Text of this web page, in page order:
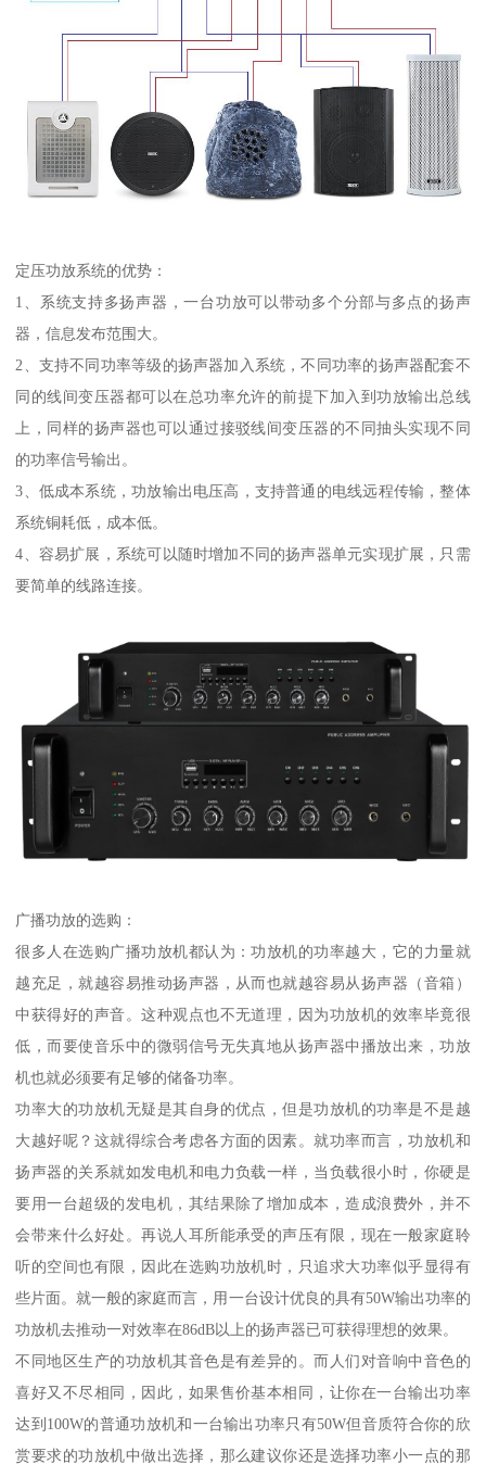
定压功放系统的优势：
1、系统支持多扬声器，一台功放可以带动多个分部与多点的扬声
器，信息发布范围大。
2、支持不同功率等级的扬声器加入系统，不同功率的扬声器配套不
同的线间变压器都可以在总功率允许的前提下加入到功放输出总线
上，同样的扬声器也可以通过接驳线间变压器的不同抽头实现不同
的功率信号输出。
3、低成本系统，功放输出电压高，支持普通的电线远程传输，整体
系统铜耗低，成本低。
4、容易扩展，系统可以随时增加不同的扬声器单元实现扩展，只需
要简单的线路连接。
广播功放的选购：
很多人在选购广播功放机都认为：功放机的功率越大，它的力量就
越充足，就越容易推动扬声器，从而也就越容易从扬声器（音箱）
中获得好的声音。这种观点也不无道理，因为功放机的效率毕竟很
低，而要使音乐中的微弱信号无失真地从扬声器中播放出来，功放
机也就必须要有足够的储备功率。
功率大的功放机无疑是其自身的优点，但是功放机的功率是不是越
大越好呢？这就得综合考虑各方面的因素。就功率而言，功放机和
扬声器的关系就如发电机和电力负载一样，当负载很小时，你硬是
要用一台超级的发电机，其结果除了增加成本，造成浪费外，并不
会带来什么好处。再说人耳所能承受的声压有限，现在一般家庭聆
听的空间也有限，因此在选购功放机时，只追求大功率似乎显得有
些片面。就一般的家庭而言，用一台设计优良的具有50W输出功率的
功放机去推动一对效率在86dB以上的扬声器已可获得理想的效果。
不同地区生产的功放机其音色是有差异的。而人们对音响中音色的
喜好又不尽相同，因此，如果售价基本相同，让你在一台输出功率
达到100W的普通功放机和一台输出功率只有50W但音质符合你的欣
赏要求的功放机中做出选择，那么建议你还是选择功率小一点的那